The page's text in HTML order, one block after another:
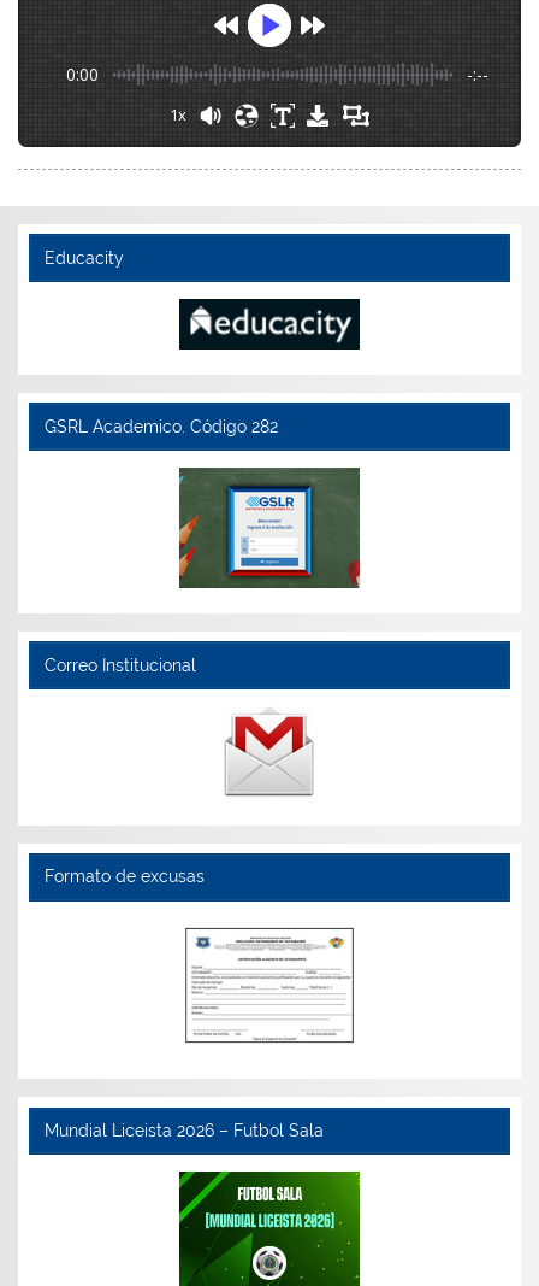
0:00 -:--
1x
Educacity
GSRL Academico. Código 282
Correo Institucional
Formato de excusas
Mundial Liceista 2026 – Futbol Sala